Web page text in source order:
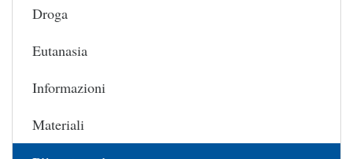
Droga
Eutanasia
Informazioni
Materiali